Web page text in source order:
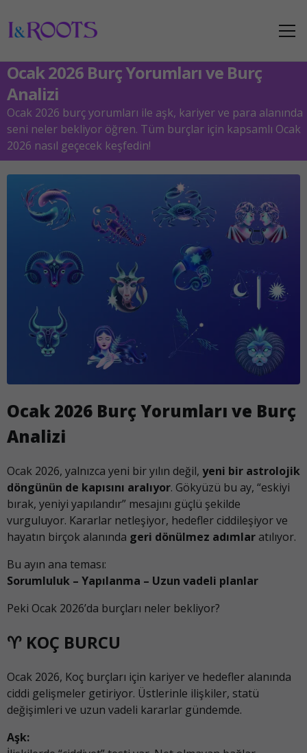
Ocak 2026 Burç Yorumları ve Burç
Analizi
Ocak 2026 burç yorumları ile aşk, kariyer ve para alanında
seni neler bekliyor öğren. Tüm burçlar için kapsamlı Ocak
2026 nasıl geçecek keşfedin!
Ocak 2026 Burç Yorumları ve Burç
Analizi
Ocak 2026, yalnızca yeni bir yılın değil, yeni bir astrolojik
döngünün de kapısını aralıyor. Gökyüzü bu ay, “eskiyi
bırak, yeniyi yapılandır” mesajını güçlü şekilde
vurguluyor. Kararlar netleşiyor, hedefler ciddileşiyor ve
hayatın birçok alanında geri dönülmez adımlar atılıyor.
Bu ayın ana teması:
Sorumluluk – Yapılanma – Uzun vadeli planlar
Peki Ocak 2026’da burçları neler bekliyor?
♈ KOÇ BURCU
Ocak 2026, Koç burçları için kariyer ve hedefler alanında
ciddi gelişmeler getiriyor. Üstlerinle ilişkiler, statü
değişimleri ve uzun vadeli kararlar gündemde.
Aşk: